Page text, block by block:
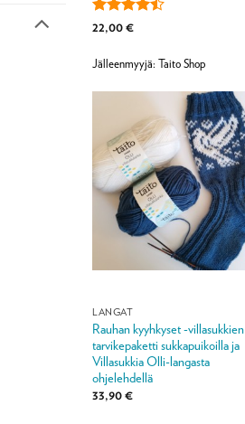
Arvostelu
22,00€
Jälleenmyyjä: Taito Shop
LANGAT
Rauhan kyyhkyset -villasukkien
tarvikepaketti sukkapuikoilla ja
Villasukkia Olli-langasta
ohjelehdellä
33,90€